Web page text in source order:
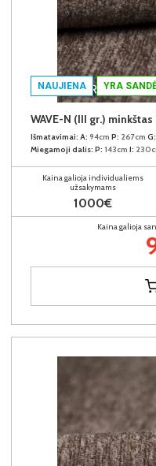
NAUJIENA YRA
WAVE-N (III gr.)
Išmatavimai: A: 94cm P: 267cm G:
Miegamoji dalis: P: 143cm I:
Kaina galioja individualiems
užsakymams
1000€
Kaina galioja